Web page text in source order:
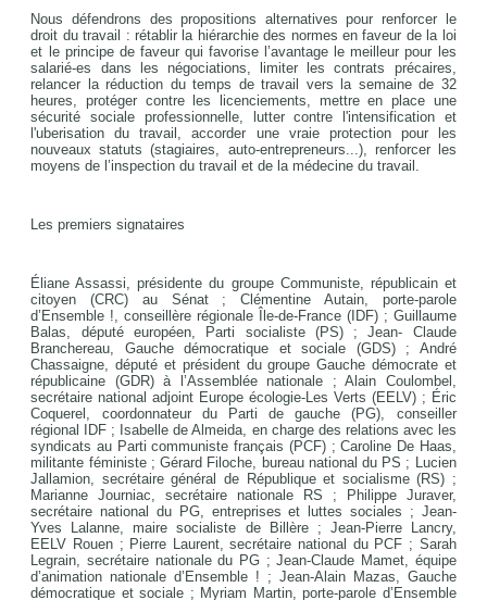
Nous défendrons des propositions alternatives pour renforcer le
droit du travail : rétablir la hiérarchie des normes en faveur de la loi
et le principe de faveur qui favorise l’avantage le meilleur pour les
salarié-es dans les négociations, limiter les contrats précaires,
relancer la réduction du temps de travail vers la semaine de 32
heures, protéger contre les licenciements, mettre en place une
sécurité sociale professionnelle, lutter contre l'intensification et
l'uberisation du travail, accorder une vraie protection pour les
nouveaux statuts (stagiaires, auto-entrepreneurs...), renforcer les
moyens de l’inspection du travail et de la médecine du travail.
Les premiers signataires
Éliane Assassi, présidente du groupe Communiste, républicain et
citoyen (CRC) au Sénat ; Clémentine Autain, porte-parole
d’Ensemble !, conseillère régionale Île-de-France (IDF) ; Guillaume
Balas, député européen, Parti socialiste (PS) ; Jean- Claude
Branchereau, Gauche démocratique et sociale (GDS) ; André
Chassaigne, député et président du groupe Gauche démocrate et
républicaine (GDR) à l’Assemblée nationale ; Alain Coulombel,
secrétaire national adjoint Europe écologie-Les Verts (EELV) ; Éric
Coquerel, coordonnateur du Parti de gauche (PG), conseiller
régional IDF ; Isabelle de Almeida, en charge des relations avec les
syndicats au Parti communiste français (PCF) ; Caroline De Haas,
militante féministe ; Gérard Filoche, bureau national du PS ; Lucien
Jallamion, secrétaire général de République et socialisme (RS) ;
Marianne Journiac, secrétaire nationale RS ; Philippe Juraver,
secrétaire national du PG, entreprises et luttes sociales ; Jean-
Yves Lalanne, maire socialiste de Billère ; Jean-Pierre Lancry,
EELV Rouen ; Pierre Laurent, secrétaire national du PCF ; Sarah
Legrain, secrétaire nationale du PG ; Jean-Claude Mamet, équipe
d’animation nationale d’Ensemble ! ; Jean-Alain Mazas, Gauche
démocratique et sociale ; Myriam Martin, porte-parole d’Ensemble